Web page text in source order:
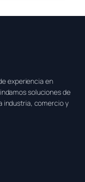
experiencia en
soluciones de
industria, comercio y